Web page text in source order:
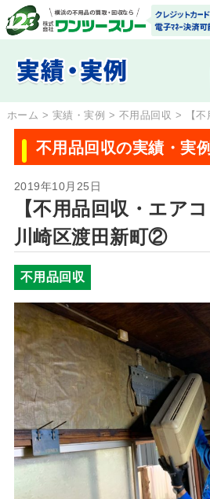
ホーム > 実績・実例 > 不用品回収 > 【
不用品回収の実績・実例
2019年10月25日
【不用品回収・エア
川崎区渡田新町②
不用品回収